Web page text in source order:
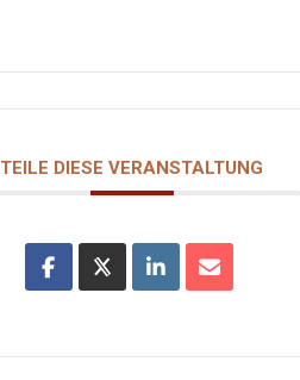
TEILE DIESE VERANSTALTUNG